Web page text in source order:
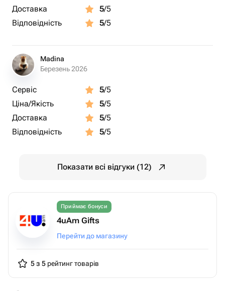
Доставка
5/5
Відповідність
5/5
Madina
Березень 2026
Сервіс 5/5
Ціна/Якість
5/5
Доставка
5/5
Відповідність
5/5
Показати всі відгуки (12)
Приймає бонуси
4uAm Gifts
Перейти до магазину
5 з 5 рейтинг товарів